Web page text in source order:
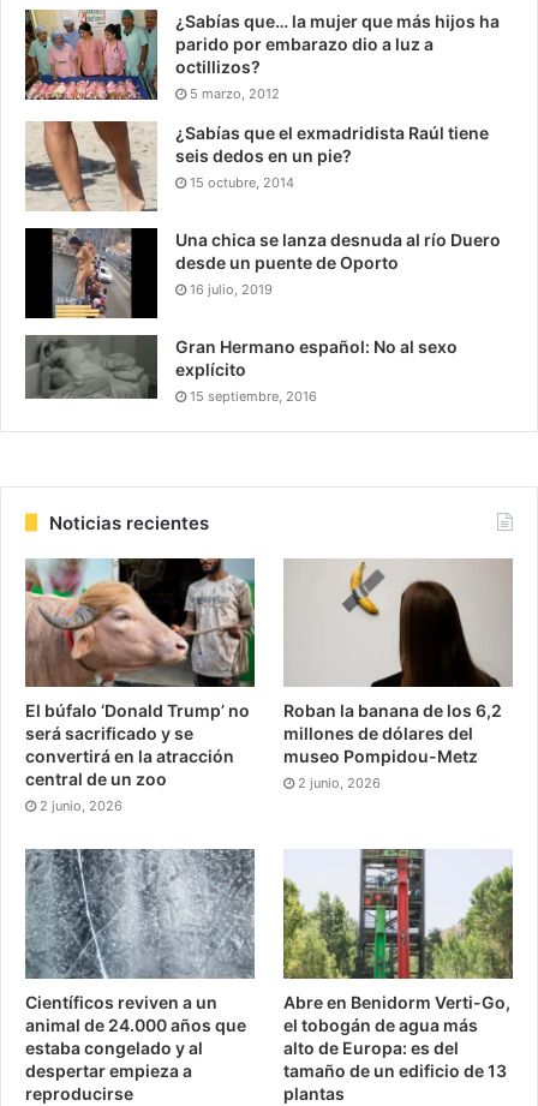
¿Sabías que… la mujer que más hijos ha
parido por embarazo dio a luz a
octillizos?
5 marzo, 2012
¿Sabías que el exmadridista Raúl tiene
seis dedos en un pie?
15 octubre, 2014
Una chica se lanza desnuda al río Duero
desde un puente de Oporto
16 julio, 2019
Gran Hermano español: No al sexo
explícito
15 septiembre, 2016
Noticias recientes
El búfalo ‘Donald Trump’ no
será sacrificado y se
convertirá en la atracción
central de un zoo
2 junio, 2026
Roban la banana de los 6,2
millones de dólares del
museo Pompidou-Metz
2 junio, 2026
Científicos reviven a un
animal de 24.000 años que
estaba congelado y al
despertar empieza a
reproducirse
Abre en Benidorm Verti-Go,
el tobogán de agua más
alto de Europa: es del
tamaño de un edificio de 13
plantas